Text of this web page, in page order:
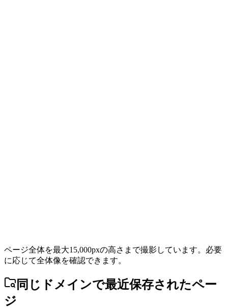
ページ全体を最大15,000pxの高さまで撮影しています。必要
に応じて全体像を確認できます。
同じドメインで最近保存されたペー
ジ